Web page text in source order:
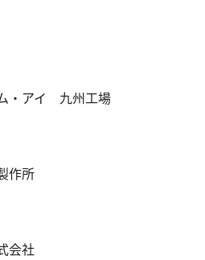
・アイ 九州工場
作所
会社